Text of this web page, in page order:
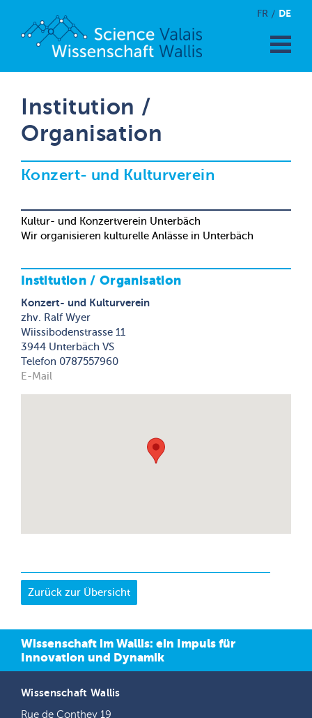
FR DE
Institution /
Organisation
Konzert- und Kulturverein
Kultur- und Konzertverein Unterbäch
Wir organisieren kulturelle Anlässe in Unterbäch
Institution / Organisation
Konzert- und Kulturverein
zhv. Ralf Wyer
Wiissibodenstrasse 11
3944 Unterbäch VS
Telefon 0787557960
E-Mail
Wissenschaft im Wallis: ein Impuls für
Innovation und Dynamik
Wissenschaft Wallis
Rue de Conthey 19